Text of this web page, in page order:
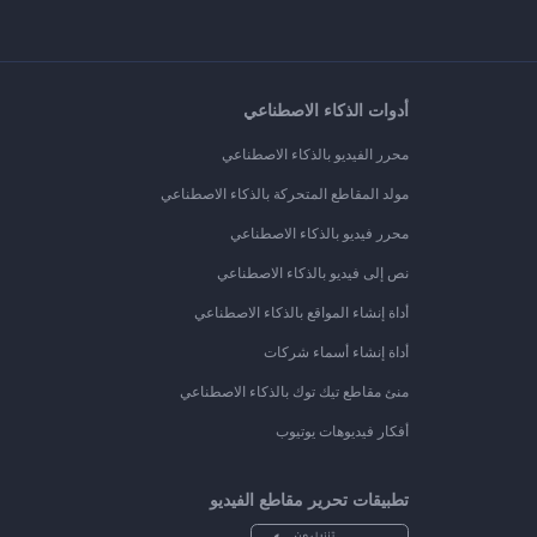
أدوات الذكاء الاصطناعي
محرر الفيديو بالذكاء الاصطناعي
مولد المقاطع المتحركة بالذكاء الاصطناعي
محرر فيديو بالذكاء الاصطناعي
نص إلى فيديو بالذكاء الاصطناعي
أداة إنشاء المواقع بالذكاء الاصطناعي
أداة إنشاء أسماء شركات
منئ مقاطع تيك توك بالذكاء الاصطناعي
أفكار فيديوهات يوتيوب
تطبيقات تحرير مقاطع الفيديو